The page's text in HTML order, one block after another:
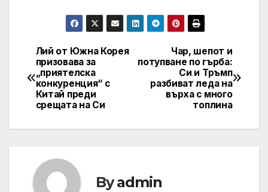
Post
navigation
Чар, шепот и
потупване по гърба:
Си и Тръмп
разбиват леда на
върха с много
топлина
Лий от Южна Корея
призовава за
„приятелска
конкуренция“ с
Китай преди
срещата на Си
Byadmin